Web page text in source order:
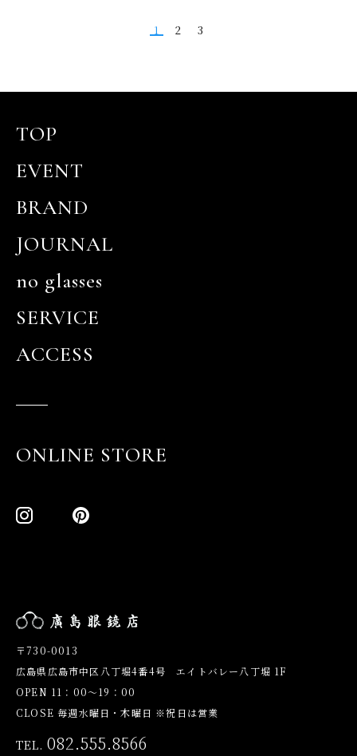
1 2 3
〒730-0013
広島県広島市中区八丁堀4番4号 エイトバレー八丁堀 1F
OPEN 11：00～19：00
CLOSE 毎週水曜日・木曜日 ※祝日は営業
TEL. 082.555.8566
TOP
EVENT
BRAND
JOURNAL
no glasses
SERVICE
ACCESS
ONLINE STORE